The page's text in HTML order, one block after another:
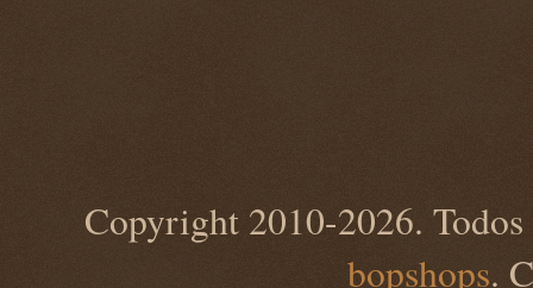
Copyright 2010-2026. Todos
bopshops.